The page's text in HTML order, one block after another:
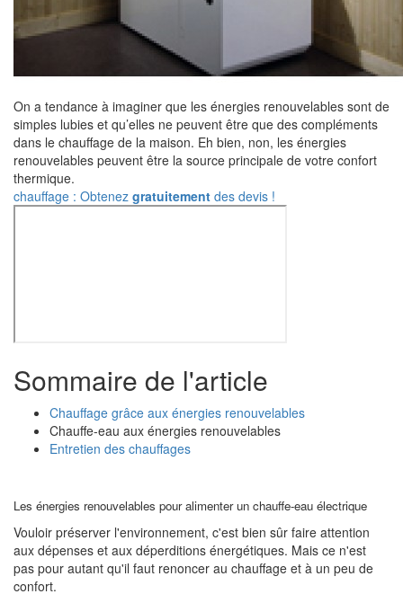
On a tendance à imaginer que les énergies renouvelables sont de
simples lubies et qu’elles ne peuvent être que des compléments
dans le chauffage de la maison. Eh bien, non, les énergies
renouvelables peuvent être la source principale de votre confort
thermique.
chauffage : Obtenez gratuitement des devis !
Sommaire de l'article
Chauffage grâce aux énergies renouvelables
Chauffe-eau aux énergies renouvelables
Entretien des chauffages
Les énergies renouvelables pour alimenter un chauffe-eau électrique
Vouloir préserver l'environnement, c'est bien sûr faire attention
aux dépenses et aux déperditions énergétiques. Mais ce n'est
pas pour autant qu'il faut renoncer au chauffage et à un peu de
confort.